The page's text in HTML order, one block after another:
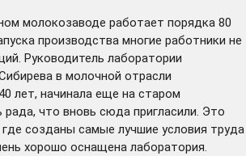
молокозаводе работает порядка 80
производства многие работники не
Руководитель лаборатории
в молочной отрасли
лет, начинала еще на старом
рада, что вновь сюда пригласили. Это
созданы самые лучшие условия труда
хорошо оснащена лаборатория.